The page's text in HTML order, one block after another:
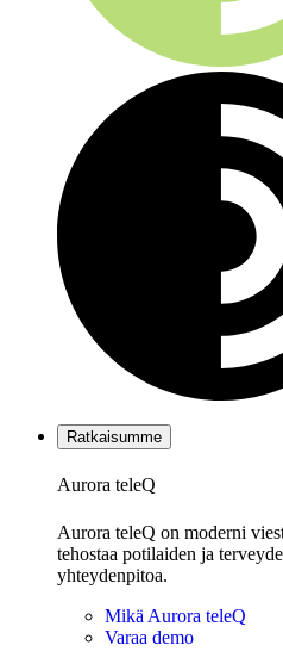
Ratkaisumme
Aurora teleQ
Aurora teleQ on moderni
tehostaa potilaiden ja
yhteydenpitoa.
Mikä Aurora teleQ
Varaa demo